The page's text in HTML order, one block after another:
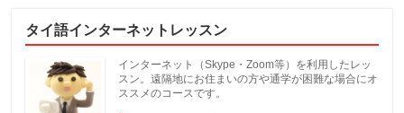
タイ語インターネットレッスン
インターネット（Skype・Zoom等）を利用したレッ
スン。遠隔地にお住まいの方や通学が困難な場合にオ
ススメのコースです。